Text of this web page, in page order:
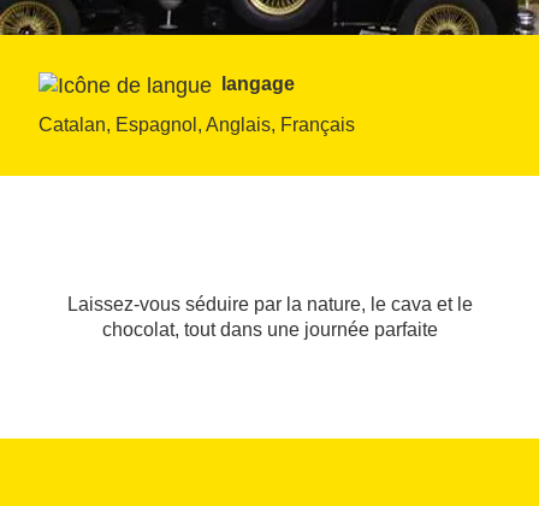
langage
Catalan, Espagnol, Anglais, Français
Laissez-vous séduire par la nature, le cava et le
chocolat, tout dans une journée parfaite